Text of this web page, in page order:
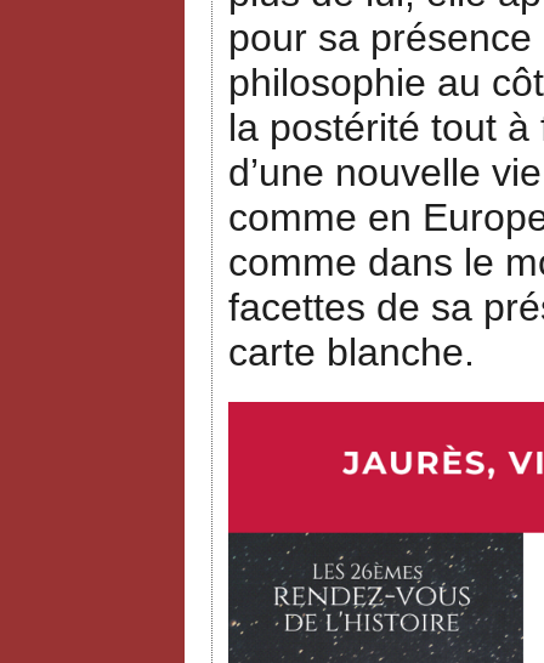
pour sa présence
philosophie au
la postérité tout
d’une nouvelle
comme en
comme dans le
facettes de sa
carte blanche.